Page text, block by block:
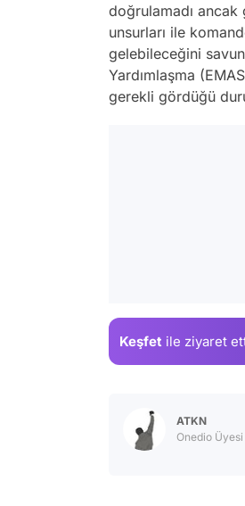
doğrulamadı
unsurları ile
gelebileceğini
Yardımlaşma
gerekli gördüğü
Keşfet ile ziyaret
ATKN
Onedio Üyesi